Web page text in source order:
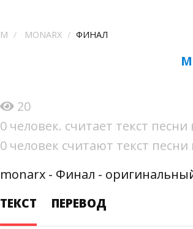
M MONARX ФИНАЛ
20
0 человек. считает текст
0 человек считают текст
monarx - Финал -
ТЕКСТ
ПЕРЕВОД